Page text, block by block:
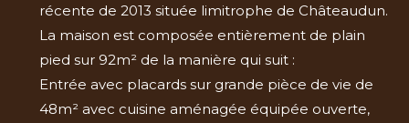
récente de 2013 située limitrophe de Châteaudun.
La maison est composée entièrement de plain
pied sur 92m² de la manière qui suit :
Entrée avec placards sur grande pièce de vie de
48m² avec cuisine aménagée équipée ouverte,